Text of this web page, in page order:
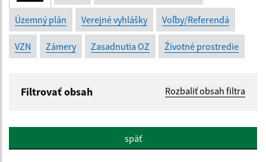
Územný plán Verejné vyhlášky Voľby/Referendá
VZN Zámery Zasadnutia OZ Životné prostredie
Filtrovať obsah Rozbaliť obsah filtra
Popis:
späť